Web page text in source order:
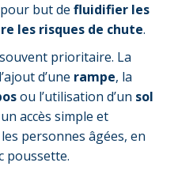
but defluidifier les
les risques de chute.
prioritaire. La
d’une rampe, la
ou l’utilisation d’un sol
accès simple et
personnes âgées, en
poussette.